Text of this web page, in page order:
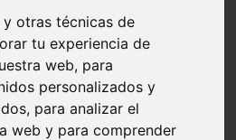
otras técnicas de
tu experiencia de
web, para
personalizados y
para analizar el
web y para comprender